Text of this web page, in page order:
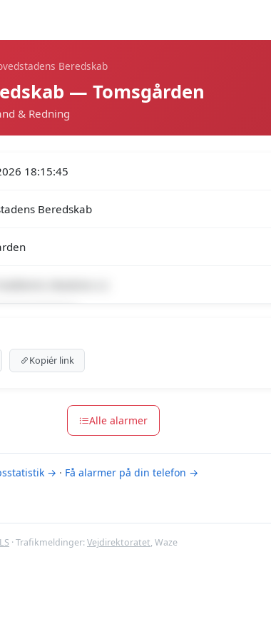
Beredskab
— Tomsgården
& Redning
18:15:45
Beredskab
meldingen.
Kopiér link
Alle alarmer
→ · Få alarmer på din telefon →
· Trafikmeldinger:Vejdirektoratet, Waze